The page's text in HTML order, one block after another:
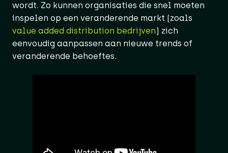
wordt. Zo kunnen organisaties die snel moeten
inspelen op een veranderende markt (zoals
value added distribution bedrijven) zich
eenvoudig aanpassen aan nieuwe trends of
veranderende behoeftes.